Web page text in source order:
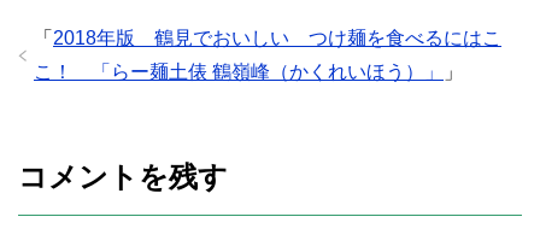
「 2018年版 鶴見でおいしい つけ麺を食べるにはこ
こ！ 「らー麺土俵 鶴嶺峰（かくれいほう）」
」
コメントを残す